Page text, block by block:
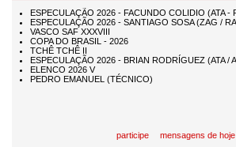
participe mensagens de hoje